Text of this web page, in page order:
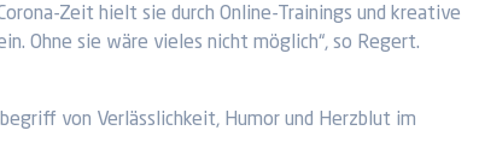
Zeit hielt sie durch Online-Trainings und kreative
Ohne sie wäre vieles nicht möglich“, so Regert.
von Verlässlichkeit, Humor und Herzblut im